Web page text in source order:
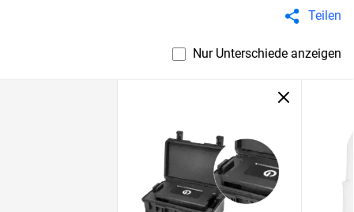
Teilen
Nur Unterschiede anzeigen